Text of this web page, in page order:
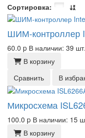
Сортировка:
ШИМ-контроллер
60.0 p В наличии: 39 шт.
В корзину
Сравнить
В
Микросхема
100.0 p В наличии: 15
В корзину